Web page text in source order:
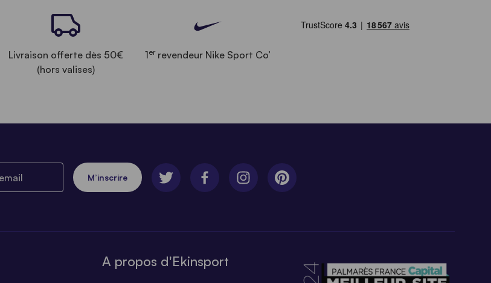
Livraison offerte dès 50€
(hors valises)
1errevendeur Nike Sport Co’
M’inscrire
A propos d'Ekinsport